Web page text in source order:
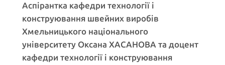
Аспірантка кафедри технології і
конструювання швейних виробів
Хмельницького національного
університету Оксана ХАСАНОВА та доцент
кафедри технології і конструювання